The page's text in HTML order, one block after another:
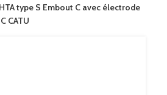
type S Embout C avec électrode
CATU